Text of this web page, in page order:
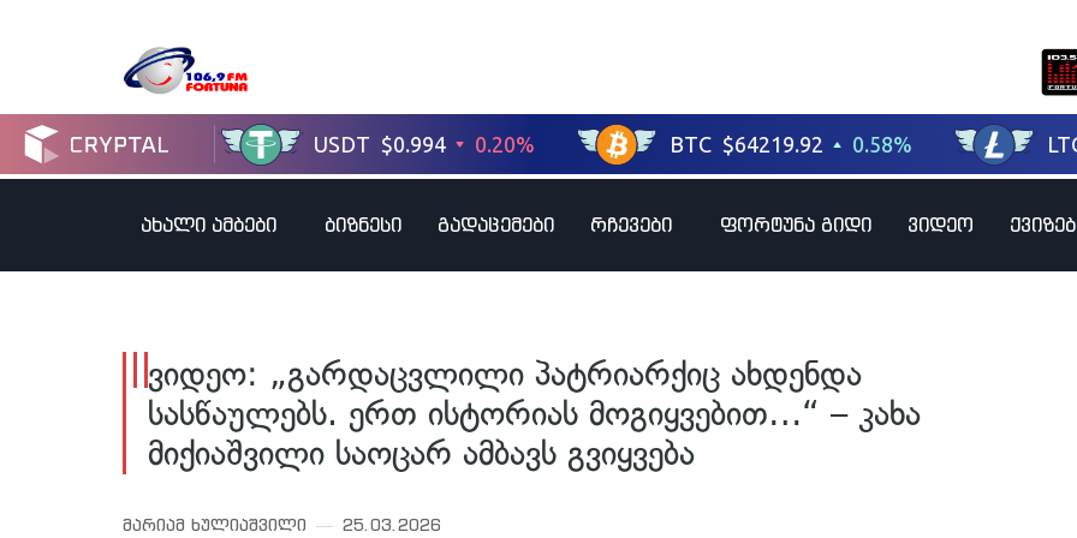
ახალი ამბები ბიზნესი გადაცემები რჩევები ფორტუნა გიდი ვიდეო
ვიდეო: „გარდაცვლილი პატრიარქიც ახდენდა
სასწაულებს. ერთ ისტორიას მოგიყვებით…“ – კახა
მიქიაშვილი საოცარ ამბავს გვიყვება
მარიამ ხულიაშვილი 25.03.2026